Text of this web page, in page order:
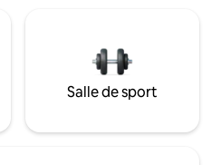
Salle de sport